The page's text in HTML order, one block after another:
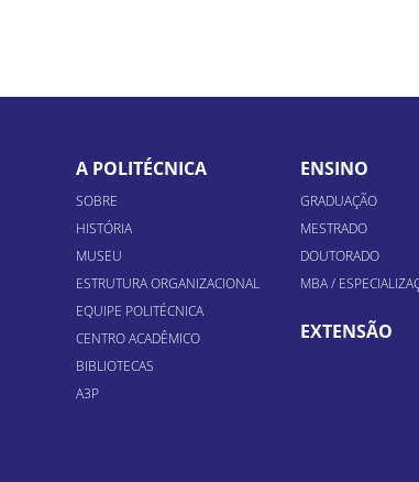
A POLITÉCNICA
SOBRE
HISTÓRIA
MUSEU
ESTRUTURA ORGANIZACIONAL
EQUIPE POLITÉCNICA
CENTRO ACADÊMICO
BIBLIOTECAS
A3P
ENSINO
GRADUAÇÃO
MESTRADO
DOUTORADO
MBA /
EXTENSÃO